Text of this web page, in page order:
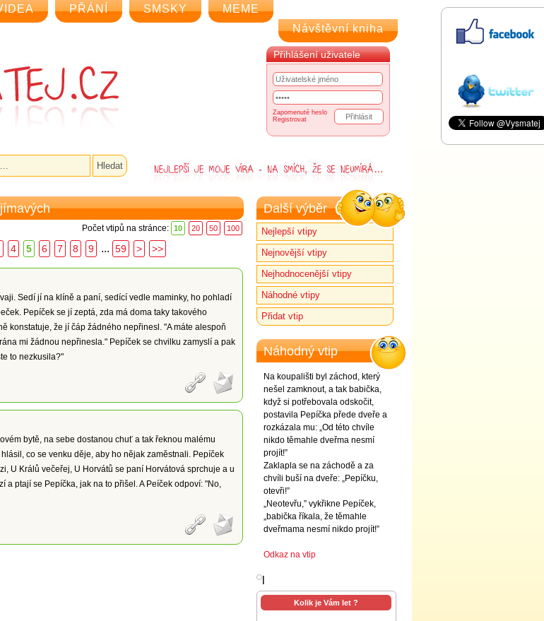
PŘÁNÍ SMSKY
MEME
Návštěvní kniha
Přihlášení uživatele
Zapomenuté heslo
Registrovat
Počet vtipů na stránce: 10 20 50 100
4 5 6 7 8 9 ... 59 > >>
Sedí jí na klíně a paní, sedící vedle maminky, ho pohladí
Pepíček se jí zeptá, zda má doma taky takového
konstatuje, že jí čáp žádného nepřinesl. "A máte alespoň
mi žádnou nepřinesla." Pepíček se chvilku zamyslí a pak
to nezkusila?"
bytě, na sebe dostanou chuť a tak řeknou malému
co se venku děje, aby ho nějak zaměstnali. Pepíček
U Králů večeřej, U Horvátů se paní Horvátová sprchuje a u
a ptají se Pepíčka, jak na to přišel. A Peíček odpoví: "No,
Další výběr
Nejlepší vtipy
Nejnovější vtipy
Nejhodnocenější vtipy
Náhodné vtipy
Přidat vtip
Náhodný vtip
Na koupališti byl záchod, který
nešel zamknout, a tak babička,
když si potřebovala odskočit,
postavila Pepíčka přede dveře a
rozkázala mu: „Od této chvíle
nikdo těmahle dveřma nesmí
projít!”
Zaklapla se na záchodě a za
chvíli buší na dveře: „Pepíčku,
otevři!”
„Neotevřu,” vykřikne Pepíček,
„babička říkala, že těmahle
dveřmama nesmí nikdo projít!”
Odkaz na vtip
Kolik je Vám let ?